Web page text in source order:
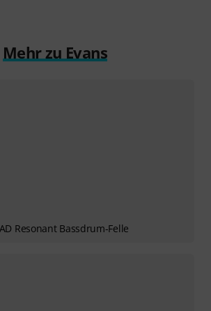
Mehr zu Evans
Resonant Bassdrum-Felle